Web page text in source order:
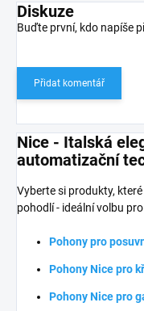
Diskuze
Buďte první, kdo napíše
Přidat komentář
Nice - Italská
automatizační
Vyberte si produkty,
pohodlí - ideální volbu
Pohony pro
Pohony Nice pro
Pohony Nice pro